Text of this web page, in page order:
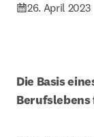
26. April 2023
Die Basis